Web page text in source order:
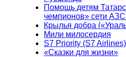
Помощь детям
чемпионов» сети
Крылья добра
Мили милосердия
S7 Priority (S7 Airlines)
«Сказки для жизни»